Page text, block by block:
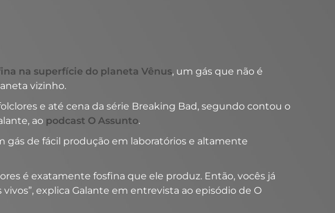
na superfície do planeta Vênus, um gás que não é
vizinho.
e até cena da série Breaking Bad, segundo contou o
ao podcast O Assunto.
gás de fácil produção em laboratórios e altamente
é exatamente fosfina que ele produz. Então, vocês já
explica Galante em entrevista ao episódio de O